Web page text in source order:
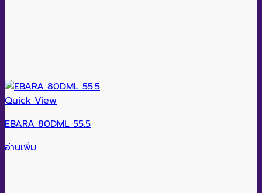
Quick View
EBARA 80DML 55.5
อ่านเพิ่ม